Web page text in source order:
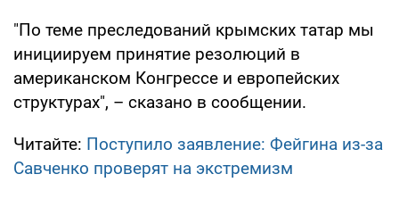
"По теме преследований крымских татар мы
инициируем принятие резолюций в
американском Конгрессе и европейских
структурах", – сказано в сообщении.
Читайте: Поступило заявление: Фейгина из-за
Савченко проверят на экстремизм